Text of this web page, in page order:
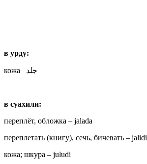
в урду:
кожа جلد
в суахили:
переплёт, обложка – jalada
переплетать (книгу), сечь, бичевать – jalidi
кожа; шкура – juludi